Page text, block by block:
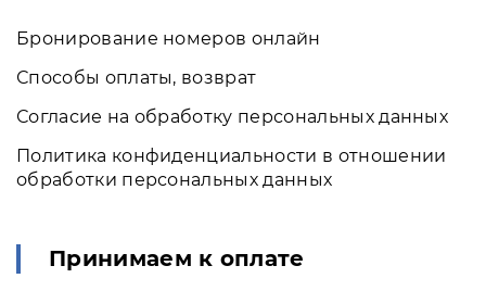
Бронирование номеров онлайн
Способы оплаты, возврат
Согласие на обработку персональных данных
Политика конфиденциальности в отношении
обработки персональных данных
Принимаем к оплате